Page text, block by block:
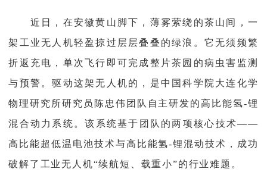
近日，在安徽黄山脚下，薄雾萦绕的茶山间，一
架工业无人机轻盈掠过层层叠叠的绿浪。它无须频繁
折返充电，单次飞行即可完成整片茶园的病虫害监测
与预警。驱动这架无人机的，是中国科学院大连化学
物理研究所研究员陈忠伟团队自主研发的高比能氢-锂
混合动力系统。该系统基于团队的两项核心技术——
高比能超低温电池技术与高比能氢-锂混动技术，成功
破解了工业无人机“续航短、载重小”的行业难题。